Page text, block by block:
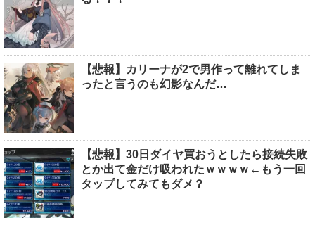
【悲報】カリーナが2で男作って離れてしま
ったと言うのも幻影なんだ…
【悲報】30日ダイヤ買おうとしたら接続失敗
とか出て金だけ吸われたｗｗｗｗ←もう一回
タップしてみてもダメ？